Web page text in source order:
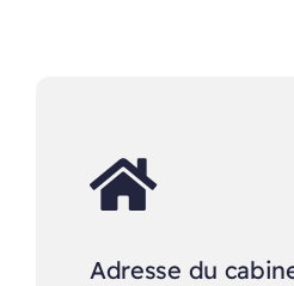
Adresse du